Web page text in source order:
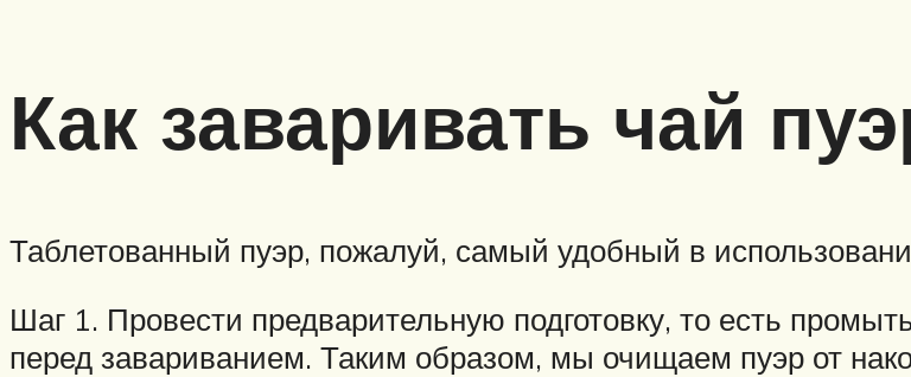
Как заваривать чай
Таблетованный пуэр, пожалуй, самый удобный в
Шаг 1. Провести предварительную подготовку, то есть
перед завариванием. Таким образом, мы очищаем пуэр от